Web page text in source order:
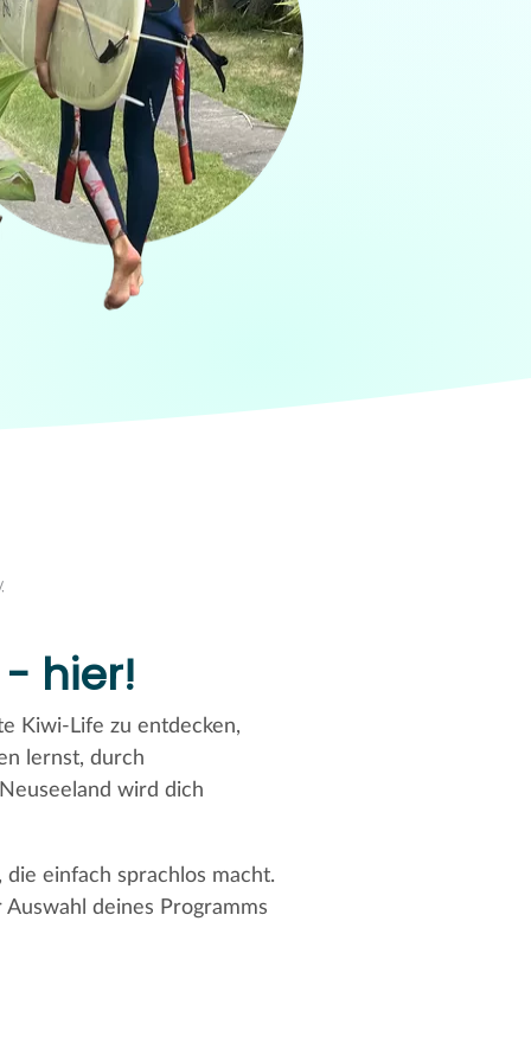
hier!
Kiwi-Life zu entdecken,
lernst, durch
wird dich
einfach sprachlos macht.
deines Programms